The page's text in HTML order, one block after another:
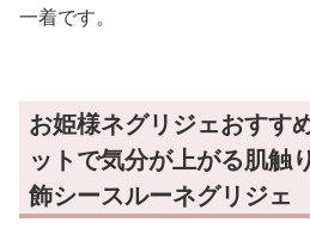
一着です。
お姫様ネグリジェおすす
ットで気分が上がる肌触
飾シースルーネグリジェ